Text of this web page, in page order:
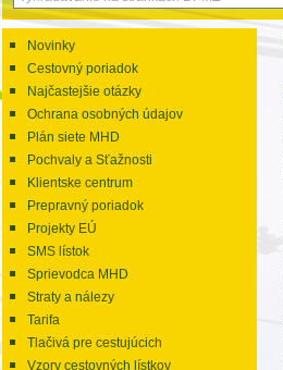
Novinky
Cestovný poriadok
Najčastejšie otázky
Ochrana osobných údajov
Plán siete MHD
Pochvaly a Sťažnosti
Klientske centrum
Prepravný poriadok
Projekty EÚ
SMS lístok
Sprievodca MHD
Straty a nálezy
Tarifa
Tlačivá pre cestujúcich
Vzory cestovných lístkov